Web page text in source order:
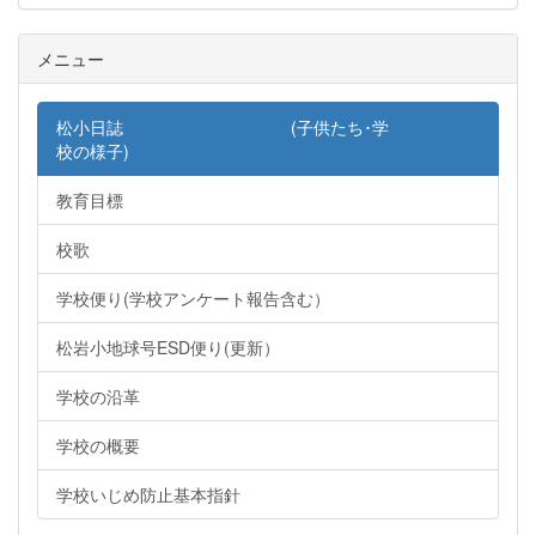
メニュー
松小日誌 (子供たち･学
校の様子)
教育目標
校歌
学校便り(学校アンケート報告含む）
松岩小地球号ESD便り(更新）
学校の沿革
学校の概要
学校いじめ防止基本指針